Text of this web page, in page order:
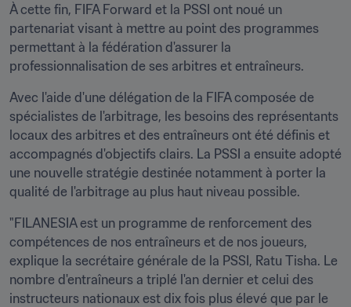
À cette fin, FIFA Forward et la PSSI ont noué un
partenariat visant à mettre au point des programmes
permettant à la fédération d'assurer la
professionnalisation de ses arbitres et entraîneurs.
Avec l'aide d'une délégation de la FIFA composée de
spécialistes de l'arbitrage, les besoins des représentants
locaux des arbitres et des entraîneurs ont été définis et
accompagnés d'objectifs clairs. La PSSI a ensuite adopté
une nouvelle stratégie destinée notamment à porter la
qualité de l'arbitrage au plus haut niveau possible.
"FILANESIA est un programme de renforcement des
compétences de nos entraîneurs et de nos joueurs,
explique la secrétaire générale de la PSSI, Ratu Tisha. Le
nombre d'entraîneurs a triplé l'an dernier et celui des
instructeurs nationaux est dix fois plus élevé que par le